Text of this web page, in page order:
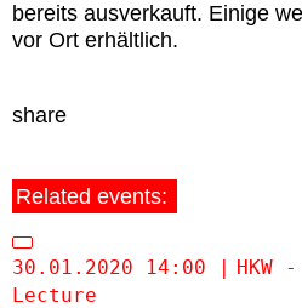
bereits ausverkauft. Einige
vor Ort erhältlich.
share
Related events:
30.01.2020 14:00
HKW
Lecture